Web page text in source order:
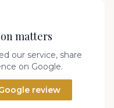
matters
our service, share
on Google.
review